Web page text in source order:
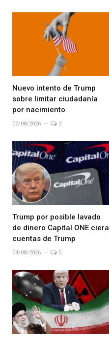
Nuevo intento de Trump
sobre limitar ciudadanía
por nacimiento
07/08/2026 0
Trump por posible lavado
de dinero Capital ONE ciera
cuentas de Trump
04/08/2026 0